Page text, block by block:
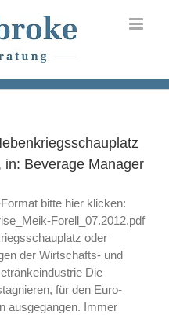
Beverage Manager
bitte hier klicken:
Forell_07.2012.pdf
oder
der Wirtschafts- und
Die
für den Euro-
ausgegangen. Immer